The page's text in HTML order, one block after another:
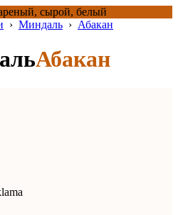
сырой, белый
› Миндаль › Абакан
Абакан